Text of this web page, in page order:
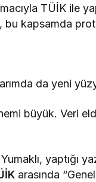
TÜİK ile
bu kapsamda
da yeni
büyük. Veri
yaptığı
arasında